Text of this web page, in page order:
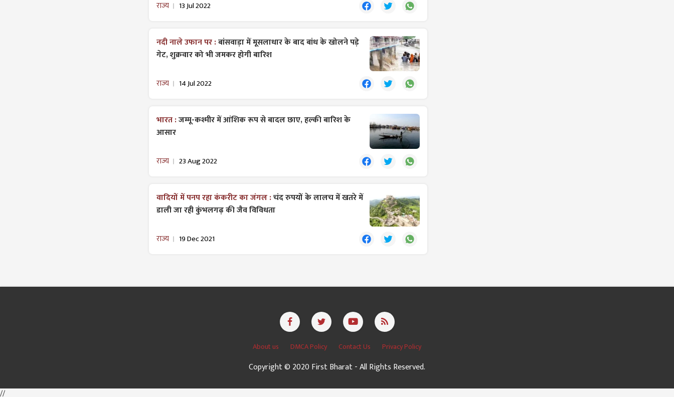
राज्य 13 Jul 2022
नदी नाले उफान पर :बांसवाड़ा में मूसलाधार के बाद बांध के खोलने पड़े
गेट, शुक्रवार को भी जमकर होगी बारिश
राज्य 14 Jul 2022
भारत :जम्मू-कश्मीर में आंशिक रूप से बादल छाए, हल्की बारिश के
आसार
राज्य 23 Aug 2022
वादियों में पनप रहा कंकरीट का जंगल :चंद रुपयों के लालच में खतरे में
डाली जा रही कुंभलगढ़ की जैव विविधता
राज्य 19 Dec 2021
About us DMCA Policy Contact Us Privacy Policy
Copyright © 2020 First Bharat - All Rights Reserved.
//